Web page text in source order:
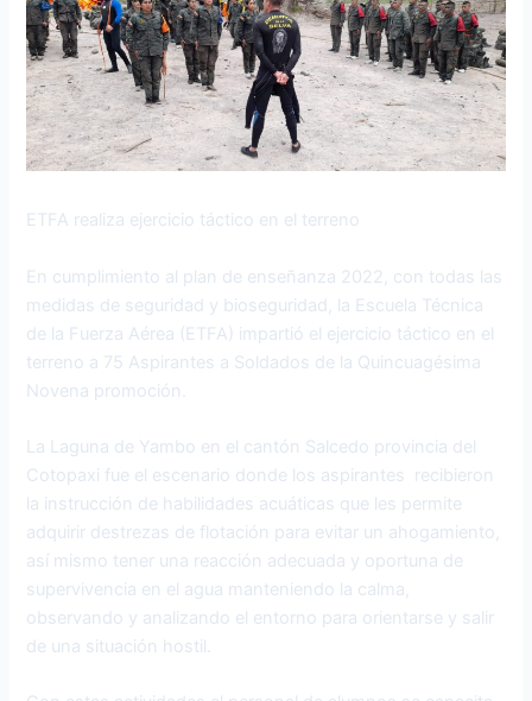
ETFA realiza ejercicio táctico en el terreno
En cumplimiento al plan de enseñanza 2022, con todas las
medidas de seguridad y bioseguridad, la Escuela Técnica
de la Fuerza Aérea (ETFA) impartió el ejercicio táctico en el
terreno a 75 Aspirantes a Soldados de la Quincuagésima
Novena promoción.
La Laguna de Yambo en el cantón Salcedo provincia del
Cotopaxi fue el escenario donde los aspirantes recibieron
la instrucción de habilidades acuáticas que les permite
adquirir destrezas de flotación para evitar un ahogamiento,
así mismo tener una reacción adecuada y oportuna de
supervivencia en el agua manteniendo la calma,
observando y analizando el entorno para orientarse y salir
de una situación hostil.